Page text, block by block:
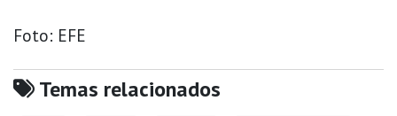
Foto: EFE
Temas relacionados